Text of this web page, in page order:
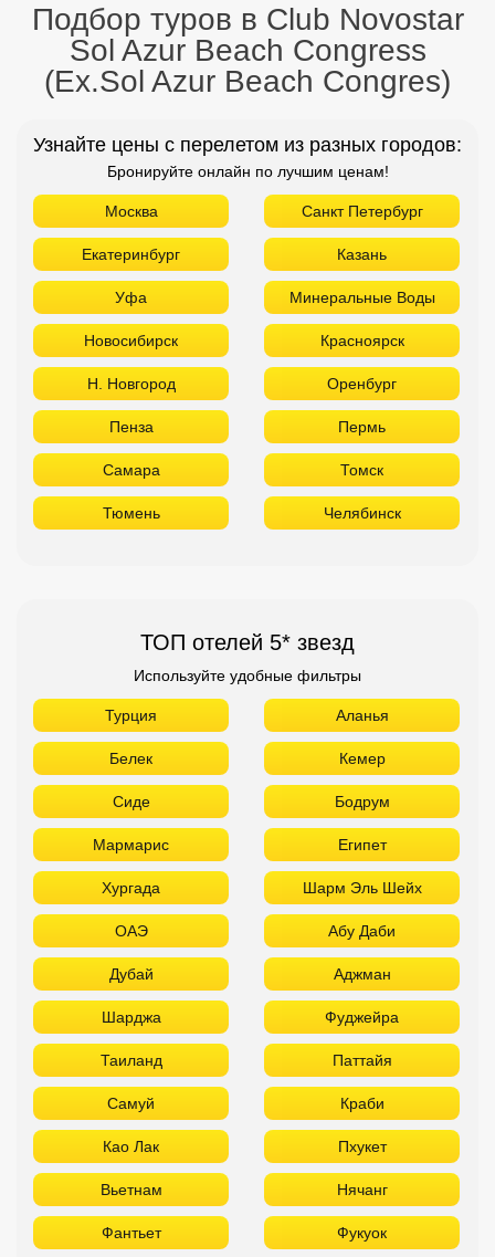
Подбор туров в Club Novostar
Sol Azur Beach Congress
(Ex.Sol Azur Beach Congres)
Узнайте цены с перелетом из разных городов:
Бронируйте онлайн по лучшим ценам!
Москва Санкт Петербург
Екатеринбург Казань
Уфа Минеральные Воды
Новосибирск Красноярск
Н. Новгород Оренбург
Пенза Пермь
Самара Томск
Тюмень Челябинск
ТОП отелей 5* звезд
Используйте удобные фильтры
Турция Аланья
Белек Кемер
Сиде Бодрум
Мармарис Египет
Хургада Шарм Эль Шейх
ОАЭ Абу Даби
Дубай Аджман
Шарджа Фуджейра
Таиланд Паттайя
Самуй Краби
Као Лак Пхукет
Вьетнам Нячанг
Фантьет Фукуок